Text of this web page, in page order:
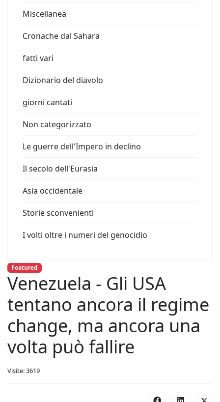
Miscellanea
Cronache dal Sahara
fatti vari
Dizionario del diavolo
giorni cantati
Non categorizzato
Le guerre dell'Impero in declino
Il secolo dell'Eurasia
Asia occidentale
Storie sconvenienti
I volti oltre i numeri del genocidio
Featured
Venezuela - Gli USA
tentano ancora il regime
change, ma ancora una
volta può fallire
Visite: 3619